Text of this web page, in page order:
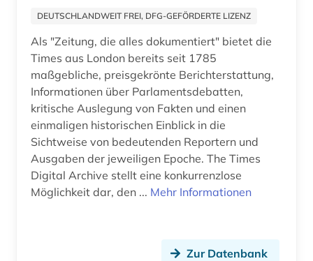
edinburgh (1)
eichstätt (1)
einwanderung (1)
elektronische bibliothek (1)
elektronische zeitschrift (2)
Mecklenburg-Vorpommern (1)
Mittelamerika (4)
Moldawien (1)
Niederlande (7)
Niedersachsen (1)
Nordamerika (7)
Nordrhein-Westfalen (7)
DEUTSCHLANDWEIT FREI, DFG-GEFÖRDERTE LIZENZ
Als "Zeitung, die alles dokumentiert" bietet die
Times aus London bereits seit 1785
maßgebliche, preisgekrönte Berichterstattung,
Informationen über Parlamentsdebatten,
kritische Auslegung von Fakten und einen
einmaligen historischen Einblick in die
Sichtweise von bedeutenden Reportern und
Ausgaben der jeweiligen Epoche. The Times
Digital Archive stellt eine konkurrenzlose
Möglichkeit dar, den ... Mehr Informationen
Zur Datenbank